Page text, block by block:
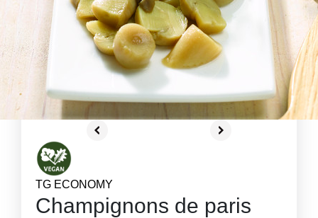
TG ECONOMY
Champignons de paris